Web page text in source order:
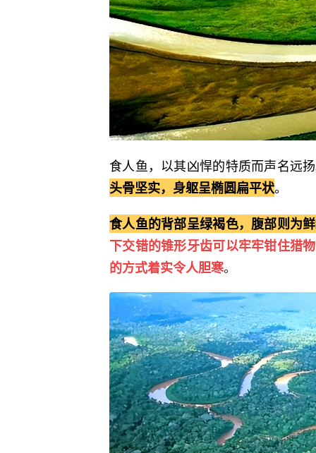
食人鱼，以其凶悍的特质而声名远扬
头骨坚实，身躯呈椭圆扁平状。
食人鱼的背部呈绿褐色，腹部则为
下交错的锥形牙齿可以牢牢钳住猎
的方式着实令人胆寒。